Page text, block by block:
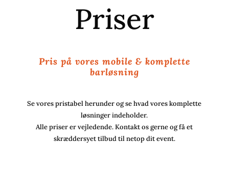
Priser
Pris på vores mobile & komplette
barløsning
Se vores pristabel herunder og se hvad vores komplette
løsninger indeholder.
Alle priser er vejledende. Kontakt os gerne og få et
skræddersyet tilbud til netop dit event.